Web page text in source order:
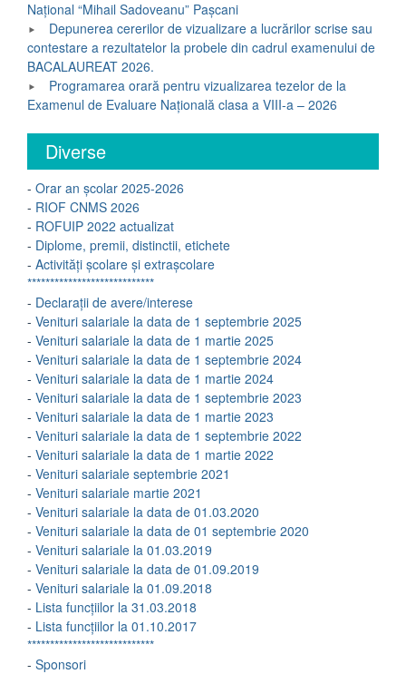
Național “Mihail Sadoveanu” Pașcani
Depunerea cererilor de vizualizare a lucrărilor scrise sau
contestare a rezultatelor la probele din cadrul examenului de
BACALAUREAT 2026.
Programarea orară pentru vizualizarea tezelor de la
Examenul de Evaluare Națională clasa a VIII-a – 2026
Diverse
- Orar an școlar 2025-2026
- RIOF CNMS 2026
- ROFUIP 2022 actualizat
- Diplome, premii, distinctii, etichete
- Activități școlare și extrașcolare
****************************
- Declarații de avere/interese
- Venituri salariale la data de 1 septembrie 2025
- Venituri salariale la data de 1 martie 2025
- Venituri salariale la data de 1 septembrie 2024
- Venituri salariale la data de 1 martie 2024
- Venituri salariale la data de 1 septembrie 2023
- Venituri salariale la data de 1 martie 2023
- Venituri salariale la data de 1 septembrie 2022
- Venituri salariale la data de 1 martie 2022
- Venituri salariale septembrie 2021
- Venituri salariale martie 2021
- Venituri salariale la data de 01.03.2020
- Venituri salariale la data de 01 septembrie 2020
- Venituri salariale la 01.03.2019
- Venituri salariale la data de 01.09.2019
- Venituri salariale la 01.09.2018
- Lista funcțiilor la 31.03.2018
- Lista funcțiilor la 01.10.2017
****************************
- Sponsori